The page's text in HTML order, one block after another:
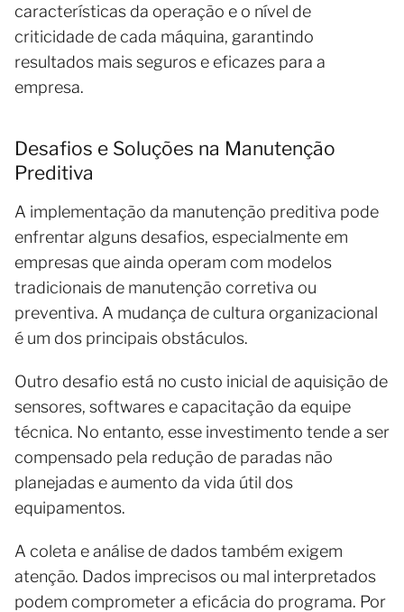
características da operação e o nível de
criticidade de cada máquina, garantindo
resultados mais seguros e eficazes para a
empresa.
Desafios e Soluções na Manutenção
Preditiva
A implementação da manutenção preditiva pode
enfrentar alguns desafios, especialmente em
empresas que ainda operam com modelos
tradicionais de manutenção corretiva ou
preventiva. A mudança de cultura organizacional
é um dos principais obstáculos.
Outro desafio está no custo inicial de aquisição de
sensores, softwares e capacitação da equipe
técnica. No entanto, esse investimento tende a ser
compensado pela redução de paradas não
planejadas e aumento da vida útil dos
equipamentos.
A coleta e análise de dados também exigem
atenção. Dados imprecisos ou mal interpretados
podem comprometer a eficácia do programa. Por